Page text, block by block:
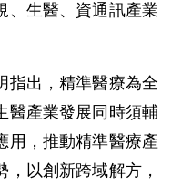
、生醫、資通訊產業
指出，精準醫療為全
醫產業發展同時須輔
用，推動精準醫療產
以創新跨域解方，